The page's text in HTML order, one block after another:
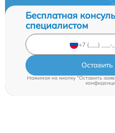
Бесплатная
специалистом
Нажимая на кнопку "Оставить